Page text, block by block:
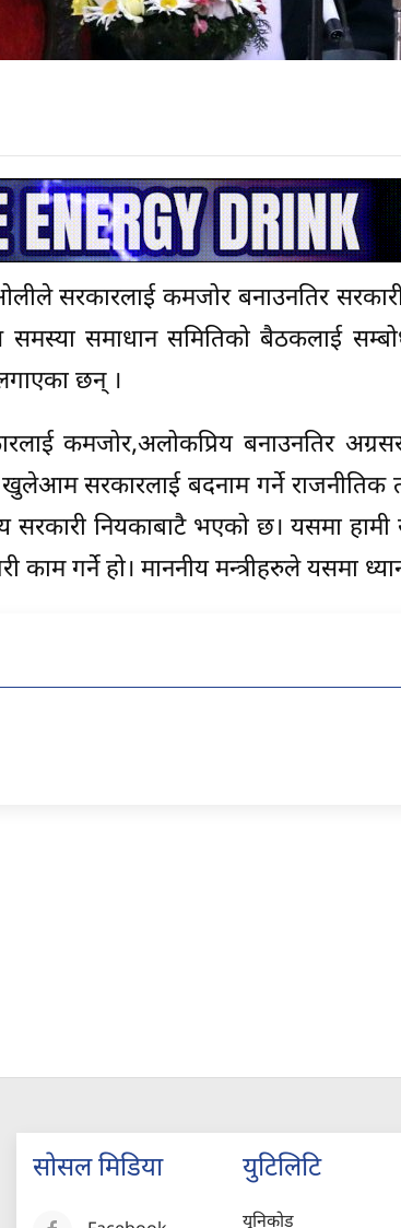
सरकारलाई कमजोर बनाउनतिर
समस्या समाधान समितिको बैठकलाई
छन् ।
कमजोर,अलोकप्रिय बनाउनतिर
सरकारलाई बदनाम गर्ने राजनीतिक
नियकाबाटै भएको छ। यसमा
गर्ने हो। माननीय मन्त्रीहरुले यसमा
सोसल मिडिया युटिलिटि
युनिकोड